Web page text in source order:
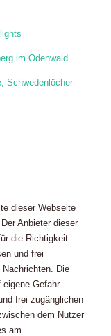
im Odenwald
Schwedenlöcher
dieser Webseite
Anbieter dieser
die Richtigkeit
und frei
Die
Gefahr.
frei zugänglichen
dem Nutzer
am